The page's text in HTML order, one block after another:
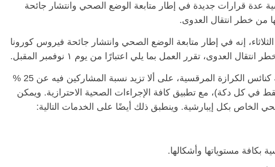
عدة قرارات جديدة في إطار متابعة الوضع الصحي وانتشار جائحة
من خطر انتقال العدوى.
إنه في إطار متابعة الوضع الصحي وانتشار جائحة فيروس كورونا
العدوى، تقرر العمل بما يلي اعتبارًا من يوم ١ نوفمبر المقبل.
١- استمرار إقامة القداسات بكافة كنائس الكرازة المرقسية، على ألا تزيد نسبة المشاركين فيه عن 25 %
في كل دكة)، مع تطبيق كافة الإجراءات الصحية الاحترازية. ويمكن
الخاص بكل إيبارشية. وينطبق ذلك أيضًا على الخدمات التالية:
بكافة مستوياتها وأشكالها.